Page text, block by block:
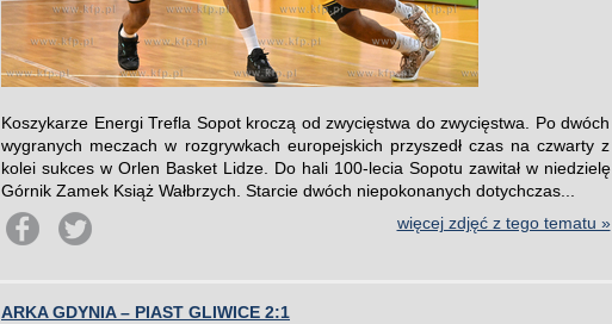
Koszykarze Energi Trefla Sopot kroczą od zwycięstwa do zwycięstwa. Po dwóch
wygranych meczach w rozgrywkach europejskich przyszedł czas na czwarty z
kolei sukces w Orlen Basket Lidze. Do hali 100-lecia Sopotu zawitał w niedzielę
Górnik Zamek Książ Wałbrzych. Starcie dwóch niepokonanych dotychczas...
więcej zdjęć z tego tematu »
ARKA GDYNIA – PIAST GLIWICE 2:1